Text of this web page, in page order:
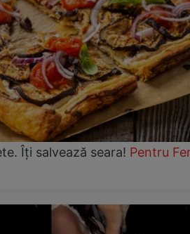
Îți salvează seara! Pentru